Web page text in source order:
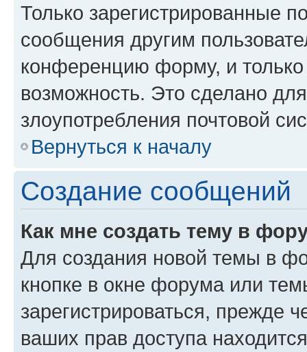
Только зарегистрированные
сообщения другим
конференцию форму, и
возможность. Это сделано
злоупотребления почтовой
Вернуться к началу
Создание сообщений
Как мне создать тему в
Для создания новой темы в
кнопке в окне форума или
зарегистрироваться, прежде
ваших прав доступа